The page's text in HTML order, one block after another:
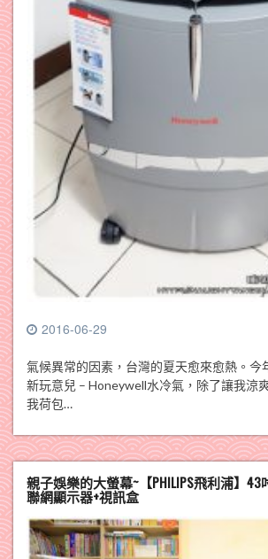
2016-06-29
氣候異常的因素，台灣的夏天愈來愈熱。今
新玩意兒 – Honeywell水冷氣，除了讓我涼
我荷包…
親子娛樂的大螢幕~【PHILIPS飛利浦】43
聯網顯示器+視訊盒